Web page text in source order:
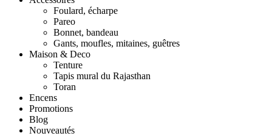
Foulard, écharpe
Pareo
Bonnet, bandeau
Gants, moufles, mitaines, guêtres
Maison & Deco
Tenture
Tapis mural du Rajasthan
Toran
Encens
Promotions
Blog
Nouveautés